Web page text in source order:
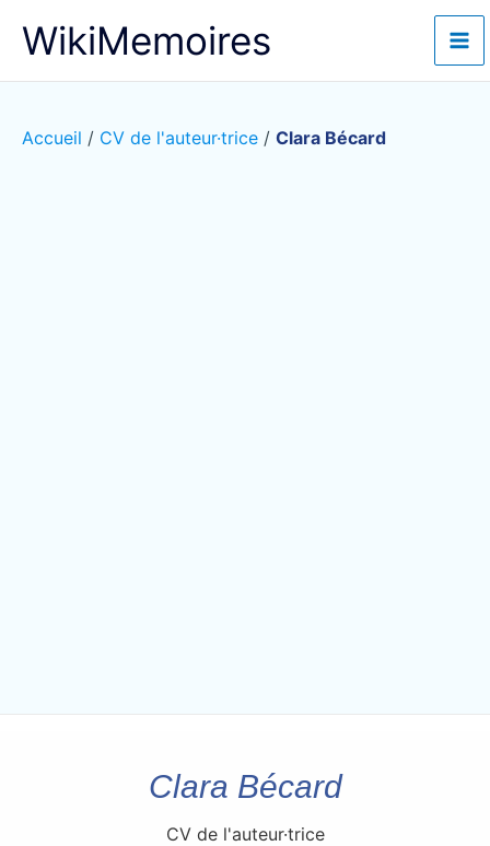
WikiMemoires
Accueil / CV de l'auteur·trice / Clara Bécard
Clara Bécard
CV de l'auteur·trice